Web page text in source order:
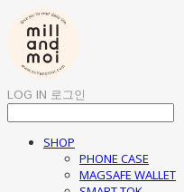
LOG IN 로그인
SHOP
PHONE CASE
MAGSAFE WALLET